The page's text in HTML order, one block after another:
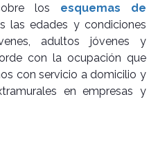
los esquemas de
las edades y condiciones
adultos jóvenes y
con la ocupación que
con servicio a domicilio y
en empresas y